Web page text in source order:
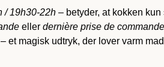
/ 19h30-22h – betyder, at kokken
eller dernière prise de commande
– et magisk udtryk, der lover varm